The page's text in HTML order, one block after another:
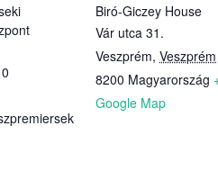
Biró-Giczey House
Vár utca 31.
Veszprém, Veszprém
8200 Magyarország
Google Map